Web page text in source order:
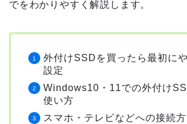
でをわかりやすく解説します。
外付けSSDを買ったら最初に
設定
Windows10・11での外付け
使い方
スマホ・テレビなどへの接続